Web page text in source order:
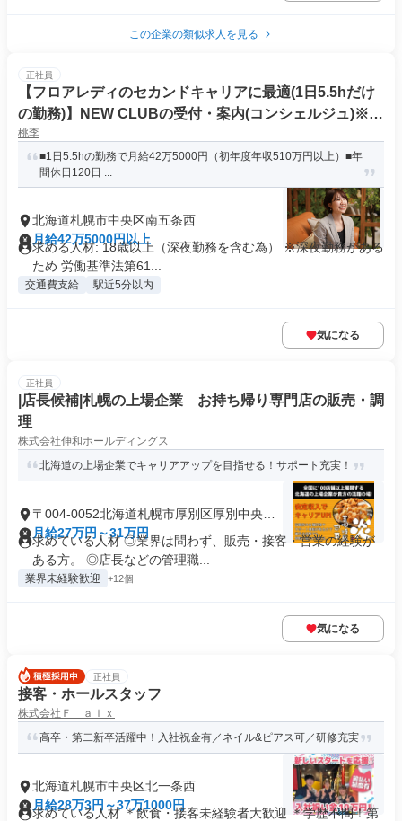
この企業の類似求人を見る
正社員
【フロアレディのセカンドキャリアに最適(1日5.5hだけ
の勤務)】NEW CLUBの受付・案内(コンシェルジュ)※2
0代/30代の元キャストが活躍中
桃李
■1日5.5hの勤務で月給42万5000円（初年度年収510万円以上）■年
間休日120日 ...
北海道札幌市中央区南五条西
月給42万5000円以上
求める人材: 18歳以上（深夜勤務を含む為） ※深夜勤務がある
ため 労働基準法第61...
交通費支給 駅近5分以内
気になる
正社員
|店長候補|札幌の上場企業 お持ち帰り専門店の販売・調
理
株式会社伸和ホールディングス
北海道の上場企業でキャリアアップを目指せる！サポート充実！
〒004-0052北海道札幌市厚別区厚別中央二
条
月給27万円～31万円
求めている人材 ◎業界は問わず、販売・接客・営業の経験が
ある方。 ◎店長などの管理職...
業界未経験歓迎 +12個
気になる
正社員
接客・ホールスタッフ
株式会社Ｆ ａｉｘ
高卒・第二新卒活躍中！入社祝金有／ネイル&ピアス可／研修充実
北海道札幌市中央区北一条西
月給28万3円～37万1000円
求めている人材 ＊飲食・接客未経験者大歓迎 ＊学歴不問！第